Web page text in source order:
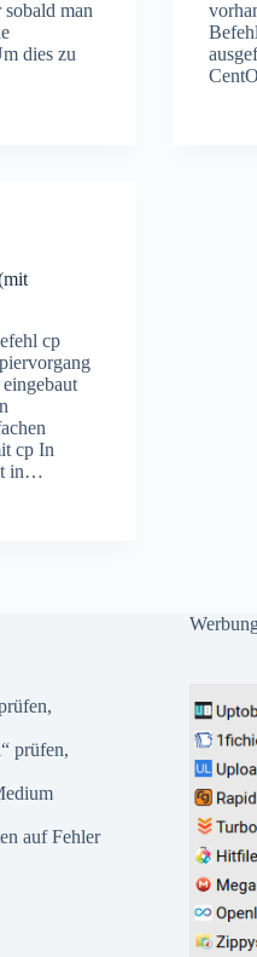
man
dies zu
cp
cp In
in…
prüfen,
auf Fehler